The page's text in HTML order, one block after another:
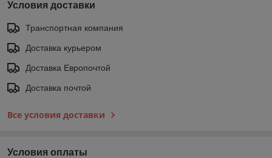
Условия доставки
Транспортная компания
Доставка курьером
Доставка Европочтой
Доставка почтой
Все условия доставки
Условия оплаты